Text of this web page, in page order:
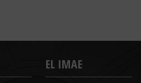
EL IMAE